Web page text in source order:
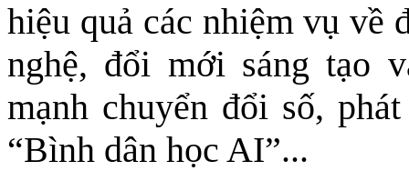
hiệu quả các nhiệm vụ về
nghệ, đổi mới sáng tạo
mạnh chuyển đổi số,
“Bình dân học AI”...